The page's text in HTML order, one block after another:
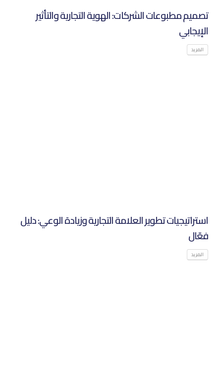
تصميم مطبوعات الشركات: الهوية التجارية والتأثير
الإيجابي‌
المزيد
استراتيجيات تطوير العلامة التجارية وزيادة الوعي: دليل
فعّال‌
المزيد